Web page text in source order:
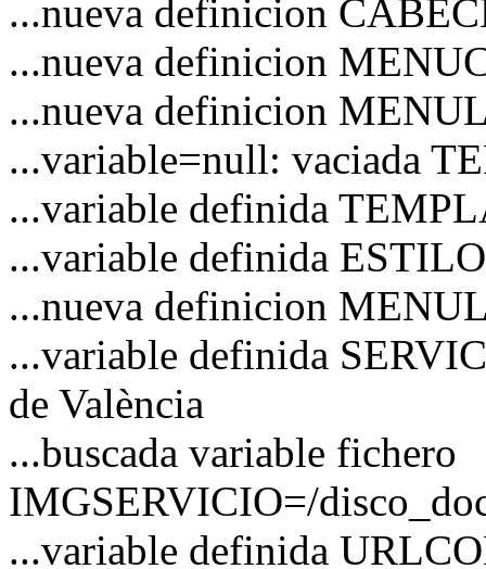
...nueva definicion
...nueva definicion
...nueva definicion
...variable=null: vaciada
...variable definida
...variable definida
...nueva definicion
...variable definida
de València
...buscada variable fichero
IMGSERVICIO=/
...variable definida